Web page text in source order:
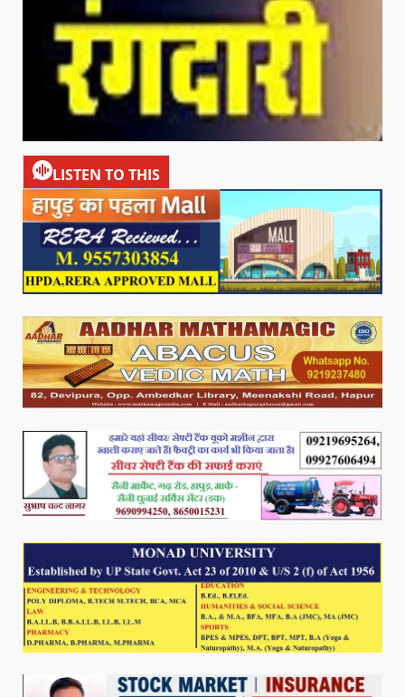
LISTEN TO THIS